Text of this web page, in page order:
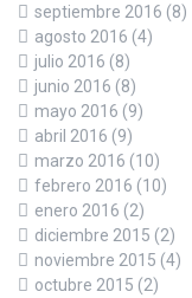
septiembre 2016 (8)
agosto 2016 (4)
julio 2016 (8)
junio 2016 (8)
mayo 2016 (9)
abril 2016 (9)
marzo 2016 (10)
febrero 2016 (10)
enero 2016 (2)
diciembre 2015 (2)
noviembre 2015 (4)
octubre 2015 (2)